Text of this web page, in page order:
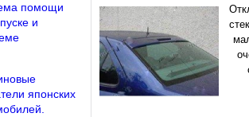
помощи
и
японских